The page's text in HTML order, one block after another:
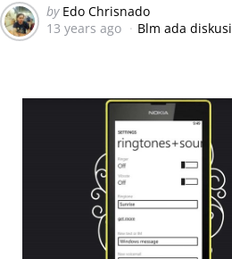
Posted
by
by Edo Chrisnado
13 years ago
Blm ada diskusi